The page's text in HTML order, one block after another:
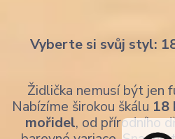
Vyberte si svůj styl:
Židlička nemusí být jen
Nabízíme širokou škálu 18
mořidel, od přírodního